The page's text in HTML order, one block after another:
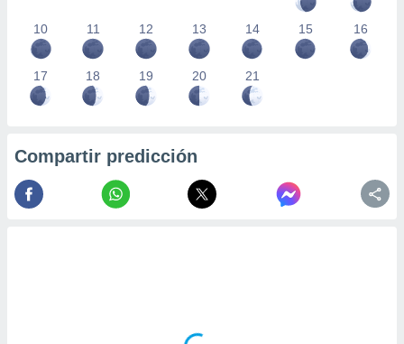
10 11 12 13 14 15 16
17 18 19 20 21
Compartir predicción